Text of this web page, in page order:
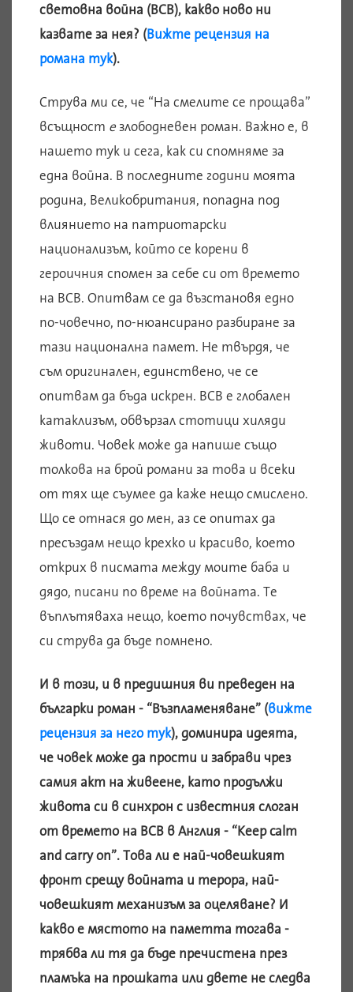
световна война (ВСВ), какво ново ни
казвате за нея? (Вижте рецензия на
романа тук).
Струва ми се, че “На смелите се прощава”
всъщност езлободневен роман. Важно е, в
нашето тук и сега, как си спомняме за
една война. В последните години моята
родина, Великобритания, попадна под
влиянието на патриотарски
национализъм, който се корени в
героичния спомен за себе си от времето
на ВСВ. Опитвам се да възстановя едно
по-човечно, по-нюансирано разбиране за
тази национална памет. Не твърдя, че
съм оригинален, единствено, че се
опитвам да бъда искрен. ВСВ е глобален
катаклизъм, обвързал стотици хиляди
животи. Човек може да напише също
толкова на брой романи за това и всеки
от тях ще съумее да каже нещо смислено.
Що се отнася до мен, аз се опитах да
пресъздам нещо крехко и красиво, което
открих в писмата между моите баба и
дядо, писани по време на войната. Те
въплътяваха нещо, което почувствах, че
си струва да бъде помнено.
И в този, и в предишния ви преведен на
българки роман - “Възпламеняване” (вижте
рецензия за него тук), доминира идеята,
че човек може да прости и забрави чрез
самия акт на живеене, като продължи
живота си в синхрон с известния слоган
от времето на ВСВ в Англия - “Keep calm
and carry on”. Това ли е най-човешкият
фронт срещу войната и терора, най-
човешкият механизъм за оцеляване? И
какво е мястото на паметта тогава -
трябва ли тя да бъде пречистена през
пламъка на прошката или двете не следва